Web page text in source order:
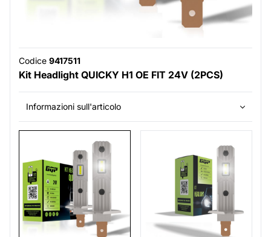
Codice 9417511
Kit Headlight QUICKY H1 OE FIT 24V (2PCS)
Informazioni sull'articolo